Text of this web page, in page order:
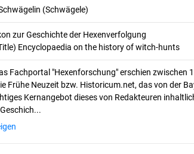
(Schwägele)
zur Geschichte der Hexenverfolgung
Encyclopaedia on the history of witch-hunts
Fachportal "Hexenforschung" erschien zwischen
Frühe Neuzeit bzw. Historicum.net, das von der
Kernangebot dieses von Redakteuren